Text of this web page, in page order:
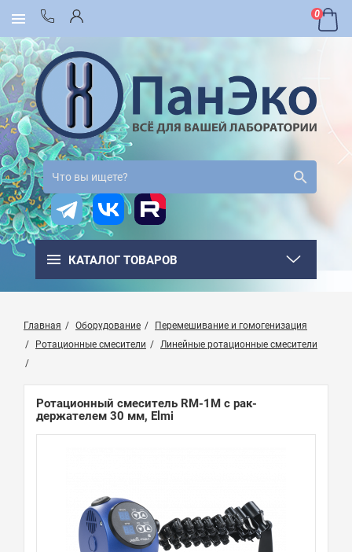
0
КАТАЛОГ ТОВАРОВ
Главная Оборудование
Перемешивание и гомогенизация
Ротационные смесители
Линейные ротационные смесители
Ротационный смеситель RM-1M с рак-
держателем 30 мм, Elmi